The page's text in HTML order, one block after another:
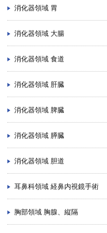
消化器領域 胃
消化器領域 大腸
消化器領域 食道
消化器領域 肝臓
消化器領域 脾臓
消化器領域 膵臓
消化器領域 胆道
耳鼻科領域 経鼻内視鏡手術
胸部領域 胸腺、縦隔